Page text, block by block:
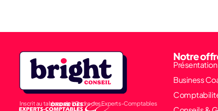
Inscrit au tableau de l’Ordre des Experts-Comptables
Notre
Présentation
Business